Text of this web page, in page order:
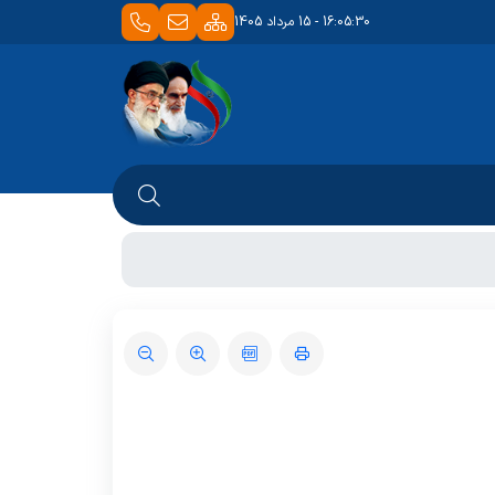
16:05:30 - 15 مرداد 1405